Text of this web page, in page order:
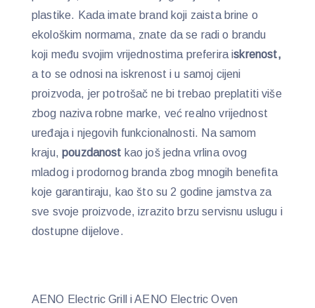
plastike. Kada imate brand koji zaista brine o
ekološkim normama, znate da se radi o brandu
koji među svojim vrijednostima preferira iskrenost,
a to se odnosi na iskrenost i u samoj cijeni
proizvoda, jer potrošač ne bi trebao preplatiti više
zbog naziva robne marke, već realno vrijednost
uređaja i njegovih funkcionalnosti. Na samom
kraju,pouzdanost kao još jedna vrlina ovog
mladog i prodornog branda zbog mnogih benefita
koje garantiraju, kao što su 2 godine jamstva za
sve svoje proizvode, izrazito brzu servisnu uslugu i
dostupne dijelove.
AENO Electric Grill i AENO Electric Oven